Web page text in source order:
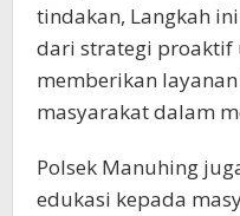
tindakan, Langkah
dari strategi proaktif
memberikan
masyarakat dalam
Polsek Manuhing
edukasi kepada